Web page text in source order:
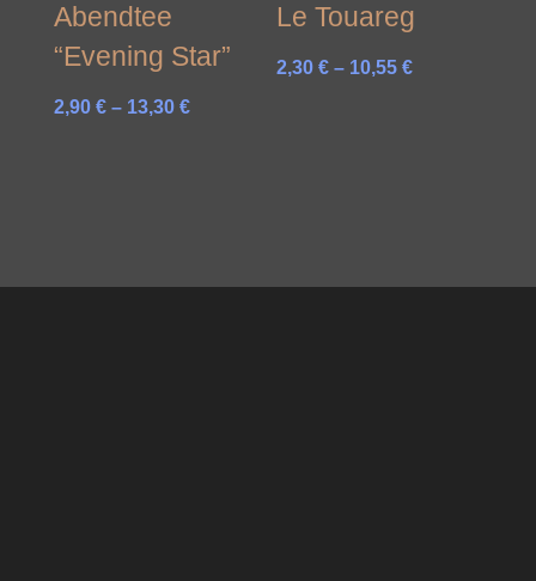
Abendtee
“Evening Star”
2,90 € – 13,30 €Preisspanne:
Le Touareg
2,30€ – 10,55€Preisspanne: